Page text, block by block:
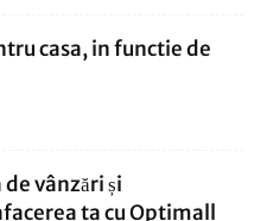
casa, in functie de
vânzări și
ta cu Optimall